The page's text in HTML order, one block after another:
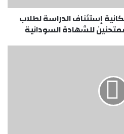
إستئناف الدراسة لطلاب
للشهادة السودانية